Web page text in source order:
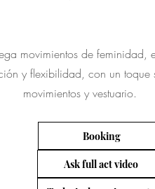
movimientos de feminidad,
y flexibilidad, con un toque
movimientos y vestuario.
Booking
Ask full act video